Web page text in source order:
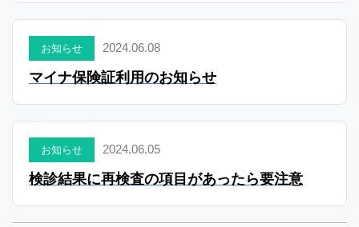
お知らせ 2024.06.08
マイナ保険証利用のお知らせ
お知らせ 2024.06.05
検診結果に再検査の項目があったら要注意